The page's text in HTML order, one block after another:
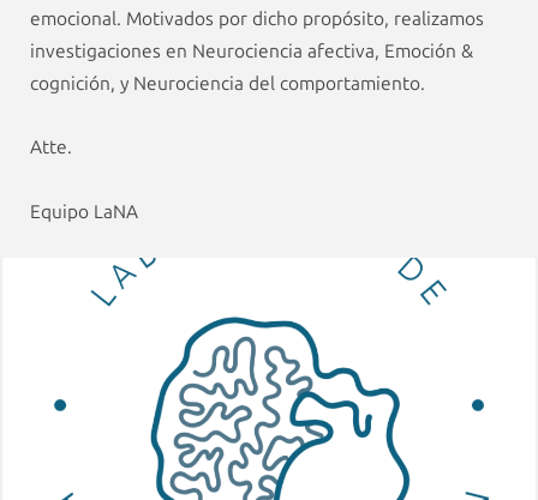
emocional. Motivados por dicho propósito, realizamos
investigaciones en Neurociencia afectiva, Emoción &
cognición, y Neurociencia del comportamiento.
Atte.
Equipo LaNA